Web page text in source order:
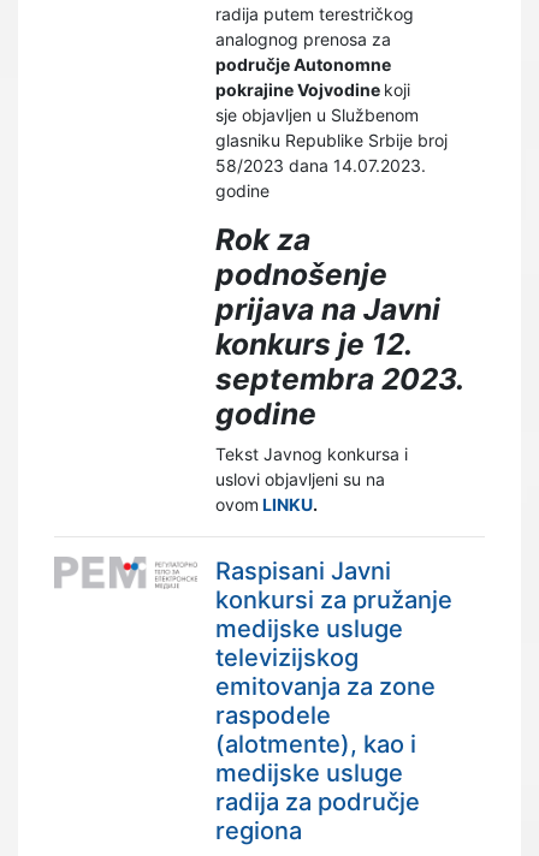
radija putem terestričkog
analognog prenosa za
područje Autonomne
pokrajine Vojvodine koji
sje objavljen u Službenom
glasniku Republike Srbije broj
58/2023 dana 14.07.2023.
godine
Rok za
podnošenje
prijava na Javni
konkurs je 12.
septembra 2023.
godine
Tekst Javnog konkursa i
uslovi objavljeni su na
ovom LINKU.
Raspisani Javni
konkursi za pružanje
medijske usluge
televizijskog
emitovanja za zone
raspodele
(alotmente), kao i
medijske usluge
radija za područje
regiona